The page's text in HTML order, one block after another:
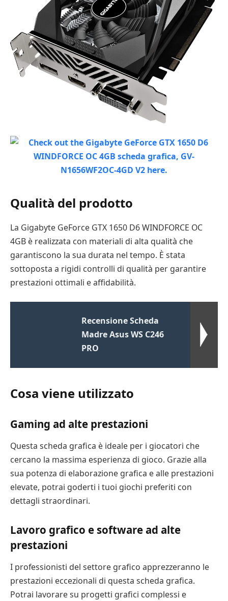
Qualità del prodotto
La Gigabyte GeForce GTX 1650 D6 WINDFORCE OC
4GB è realizzata con materiali di alta qualità che
garantiscono la sua durata nel tempo. È stata
sottoposta a rigidi controlli di qualità per garantire
prestazioni ottimali e affidabilità.
Recensione Scheda
Madre Asus WS C246
PRO
Cosa viene utilizzato
Gaming ad alte prestazioni
Questa scheda grafica è ideale per i giocatori che
cercano la massima esperienza di gioco. Grazie alla
sua potenza di elaborazione grafica e alle prestazioni
elevate, potrai goderti i tuoi giochi preferiti con
dettagli straordinari.
Lavoro grafico e software ad alte
prestazioni
I professionisti del settore grafico apprezzeranno le
prestazioni eccezionali di questa scheda grafica.
Potrai lavorare su progetti grafici complessi e